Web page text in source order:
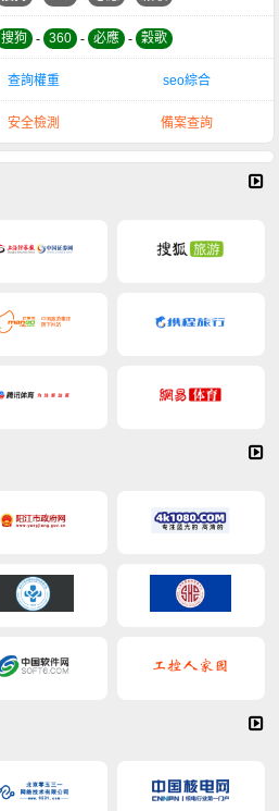
搜狗 - 360 - 必應 - 穀歌
查詢權重 seo綜合
安全檢測 備案查詢